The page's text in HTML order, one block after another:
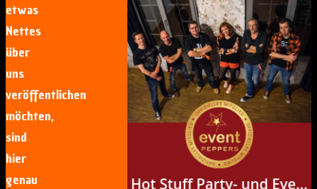
etwas
Nettes
über
uns
veröffentlichen
möchten,
sind
hier
genau